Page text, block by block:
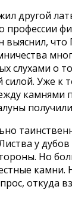
другой
профессии
что
слухами о
силой. Уже к
камнями
у
Но
камни.
откуда